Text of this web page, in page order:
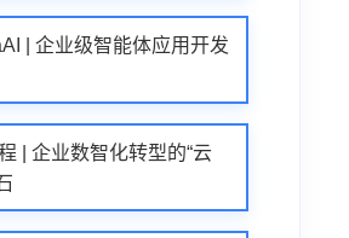
| 企业级智能体应用开发
| 企业数智化转型的“云